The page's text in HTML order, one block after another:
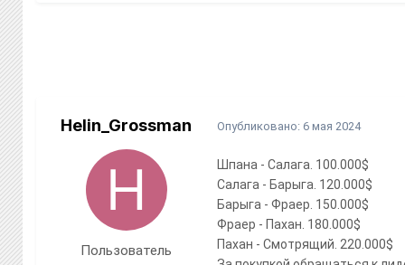
Helin_Grossman
Пользователь
Опубликовано: 6 мая 2024
Шпана - Салага. 100.000$
Салага - Барыга. 120.000$
Барыга - Фраер. 150.000$
Фраер - Пахан. 180.000$
Пахан - Смотрящий. 220.000$